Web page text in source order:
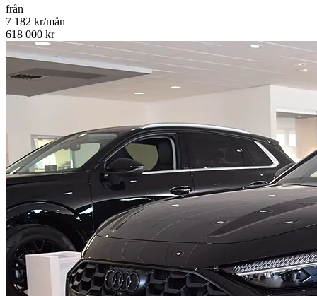
från
7 182 kr/mån
618 000 kr